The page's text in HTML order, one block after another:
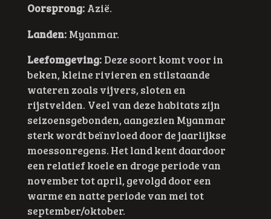
Oorsprong:Azië.
Landen:Myanmar.
Leefomgeving: Deze soort komt voor in
beken, kleine rivieren en stilstaande
wateren zoals vijvers, sloten en
rijstvelden. Veel van deze habitats zijn
seizoensgebonden, aangezien Myanmar
sterk wordt beïnvloed door de jaarlijkse
moessonregens. Het land kent daardoor
een relatief koele en droge periode van
november tot april, gevolgd door een
warme en natte periode van mei tot
september/oktober.